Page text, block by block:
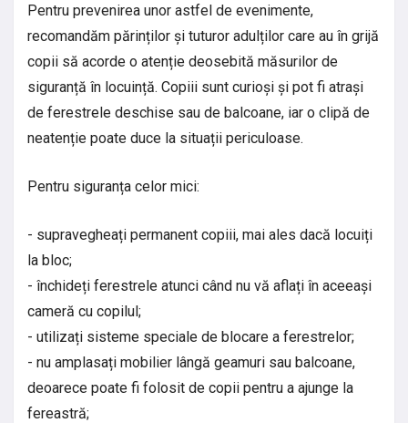
Pentru prevenirea unor astfel de evenimente,
recomandăm părinților și tuturor adulților care au în grijă
copii să acorde o atenție deosebită măsurilor de
siguranță în locuință. Copiii sunt curioși și pot fi atrași
de ferestrele deschise sau de balcoane, iar o clipă de
neatenție poate duce la situații periculoase.
Pentru siguranța celor mici:
- supravegheați permanent copiii, mai ales dacă locuiți
la bloc;
- închideți ferestrele atunci când nu vă aflați în aceeași
cameră cu copilul;
- utilizați sisteme speciale de blocare a ferestrelor;
- nu amplasați mobilier lângă geamuri sau balcoane,
deoarece poate fi folosit de copii pentru a ajunge la
fereastră;